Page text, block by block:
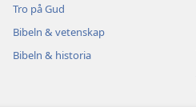
Tro på Gud
Bibeln & vetenskap
Bibeln & historia